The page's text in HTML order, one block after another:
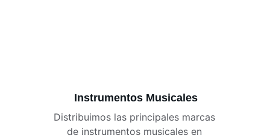
Instrumentos Musicales
Distribuimos las principales marcas
de instrumentos musicales en